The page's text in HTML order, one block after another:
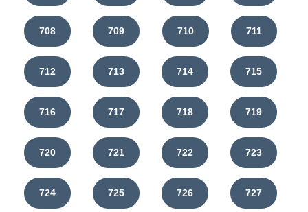
708 709 710 711
712 713 714 715
716 717 718 719
720 721 722 723
724 725 726 727